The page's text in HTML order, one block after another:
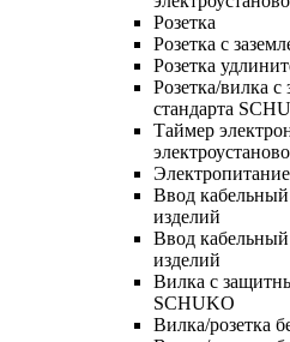
Розетка
Розетка с
Розетка
Розетка/вилка
стандарта
Таймер
Ввод кабельный
изделий
Ввод кабельный
изделий
Вилка с
SCHUKO
Вилка/розетка